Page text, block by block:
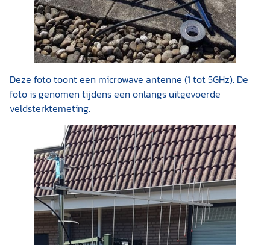
Deze foto toont een microwave antenne (1 tot 5GHz). De
foto is genomen tijdens een onlangs uitgevoerde
veldsterktemeting.